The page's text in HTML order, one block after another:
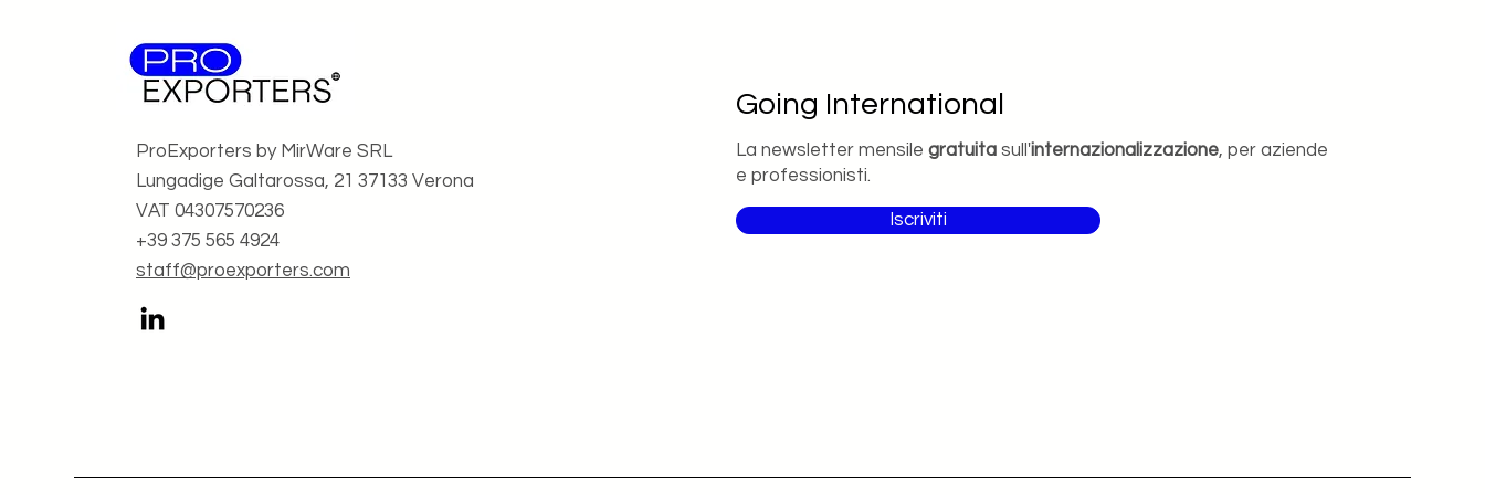
ProExporters by MirWare SRL
Lungadige Galtarossa, 21 37133 Verona
VAT 04307570236
+39 375 565 4924
staff@proexporters.com
Going International
La newsletter mensile gratuitasull'internazionalizzazione, per aziende
e professionisti.
Iscriviti